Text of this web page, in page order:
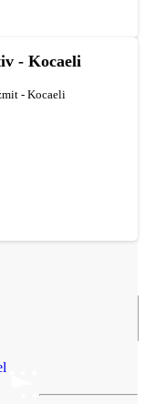
- Kocaeli
- Kocaeli